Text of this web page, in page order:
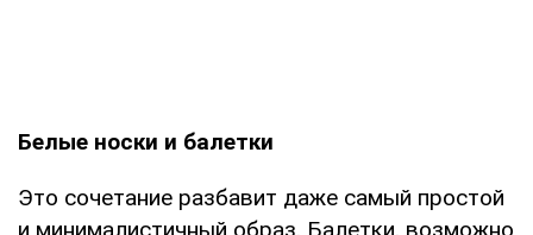
Белые носки и балетки
Это сочетание разбавит даже самый простой